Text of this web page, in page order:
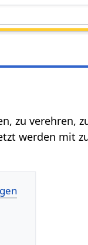
zu verehren,
werden mit